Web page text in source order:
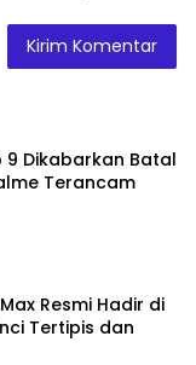
9 Dikabarkan Batal
Terancam
Resmi Hadir di
Tertipis dan